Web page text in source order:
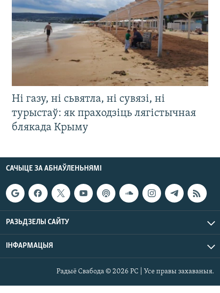
Ні газу, ні сьвятла, ні сувязі, ні
турыстаў: як праходзіць лягістычная
блякада Крыму
САЧЫЦЕ ЗА АБНАЎЛЕНЬНЯМІ
РАЗЬДЗЕЛЫ САЙТУ
ІНФАРМАЦЫЯ
Радыё Свабода © 2026 РС | Усе правы захаваныя.